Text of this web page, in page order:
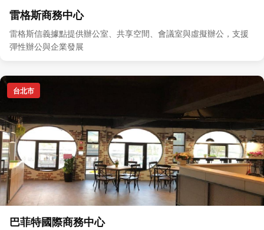
雷格斯商務中心
雷格斯信義據點提供辦公室、共享空間、會議室與虛擬辦公，支援
彈性辦公與企業發展
台北市
巴菲特國際商務中心